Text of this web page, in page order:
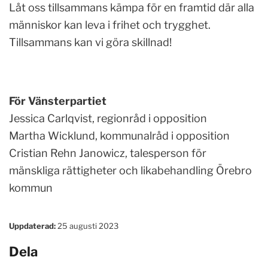
Låt oss tillsammans kämpa för en framtid där alla
människor kan leva i frihet och trygghet.
Tillsammans kan vi göra skillnad!
För Vänsterpartiet
Jessica Carlqvist, regionråd i opposition
Martha Wicklund, kommunalråd i opposition
Cristian Rehn Janowicz, talesperson för
mänskliga rättigheter och likabehandling Örebro
kommun
Uppdaterad: 25 augusti 2023
Dela